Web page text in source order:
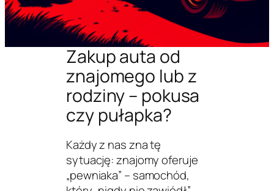
Zakup auta od
znajomego lub z
rodziny – pokusa
czy pułapka?
Każdy z nas zna tę
sytuację: znajomy oferuje
„pewniaka” – samochód,